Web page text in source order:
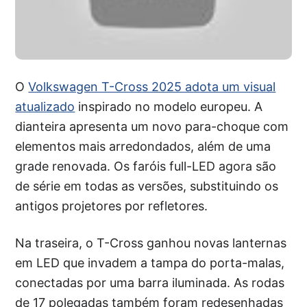
OVolkswagen T-Cross 2025 adota um visual
atualizado inspirado no modelo europeu. A
dianteira apresenta um novo para-choque com
elementos mais arredondados, além de uma
grade renovada. Os faróis full-LED agora são
de série em todas as versões, substituindo os
antigos projetores por refletores.
Na traseira, o T-Cross ganhou novas lanternas
em LED que invadem a tampa do porta-malas,
conectadas por uma barra iluminada. As rodas
de 17 polegadas também foram redesenhadas